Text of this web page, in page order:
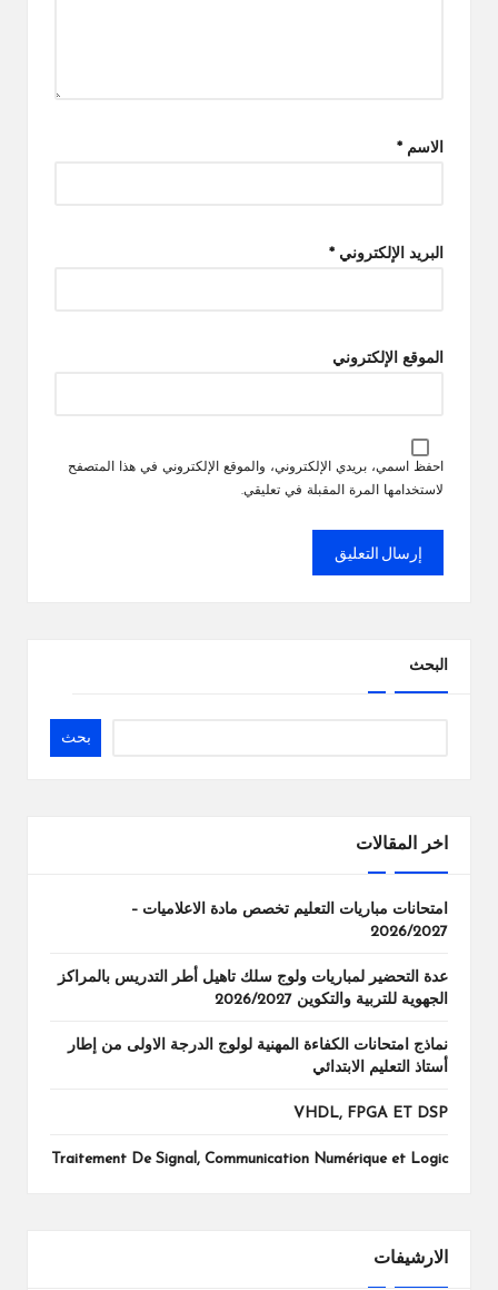
الاسم *
البريد الإلكتروني *
الموقع الإلكتروني
احفظ اسمي، بريدي الإلكتروني، والموقع الإلكتروني في هذا المتصفح
لاستخدامها المرة المقبلة في تعليقي.
البحث
بحث
اخر المقالات
امتحانات مباريات التعليم تخصص مادة الاعلاميات –
2026/2027
عدة التحضير لمباريات ولوج سلك تاهيل أطر التدريس بالمراكز
الجهوية للتربية والتكوين 2026/2027
نماذج امتحانات الكفاءة المهنية لولوج الدرجة الاولى من إطار
أستاذ التعليم الابتدائي
VHDL, FPGA ET DSP
Traitement De Signal, Communication Numérique et Logic
الارشيفات